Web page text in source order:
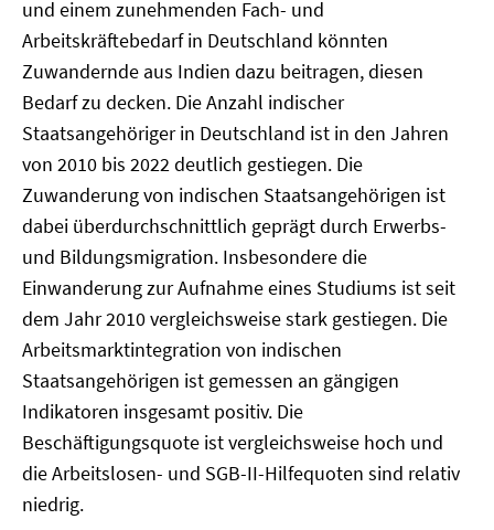
und einem zunehmenden Fach- und
Arbeitskräftebedarf in Deutschland könnten
Zuwandernde aus Indien dazu beitragen, diesen
Bedarf zu decken. Die Anzahl indischer
Staatsangehöriger in Deutschland ist in den Jahren
von 2010 bis 2022 deutlich gestiegen. Die
Zuwanderung von indischen Staatsangehörigen ist
dabei überdurchschnittlich geprägt durch Erwerbs-
und Bildungsmigration. Insbesondere die
Einwanderung zur Aufnahme eines Studiums ist seit
dem Jahr 2010 vergleichsweise stark gestiegen. Die
Arbeitsmarktintegration von indischen
Staatsangehörigen ist gemessen an gängigen
Indikatoren insgesamt positiv. Die
Beschäftigungsquote ist vergleichsweise hoch und
die Arbeitslosen- und SGB-II-Hilfequoten sind relativ
niedrig.